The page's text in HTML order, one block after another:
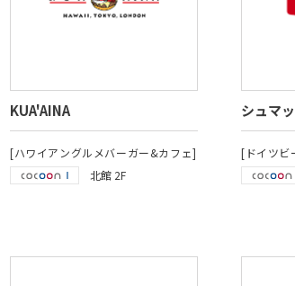
KUA'AINA
[ハワイアングルメバーガー&カフェ]
北館 2F
シュマ
[ドイツビ